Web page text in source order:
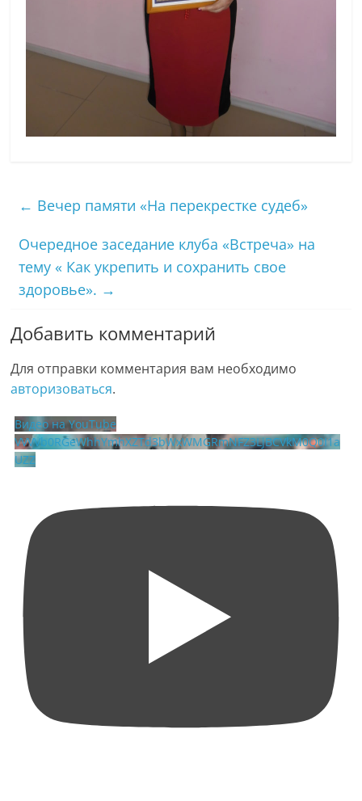
← Вечер памяти «На перекрестке судеб»
Очередное заседание клуба «Встреча» на
тему « Как укрепить и сохранить свое
здоровье». →
Добавить комментарий
Для отправки комментария вам необходимо
авторизоваться.
Видео на YouTube
VVVVb0RGeWhhYmhXZTd3bWxWMGRmNFZ3LjBCVkM0Q0I1a
UZZ